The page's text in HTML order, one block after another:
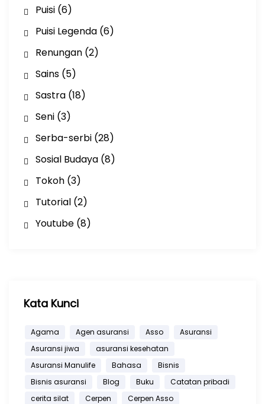
Puisi(6)
Puisi Legenda(6)
Renungan(2)
Sains(5)
Sastra(18)
Seni(3)
Serba-serbi(28)
Sosial Budaya(8)
Tokoh(3)
Tutorial(2)
Youtube(8)
Kata Kunci
Agama Agen asuransi Asso
Asuransi
Asuransi jiwa
asuransi kesehatan
Asuransi Manulife
Bahasa
Bisnis
Bisnis asuransi
Blog Buku
Catatan pribadi
cerita silat
Cerpen
Cerpen Asso